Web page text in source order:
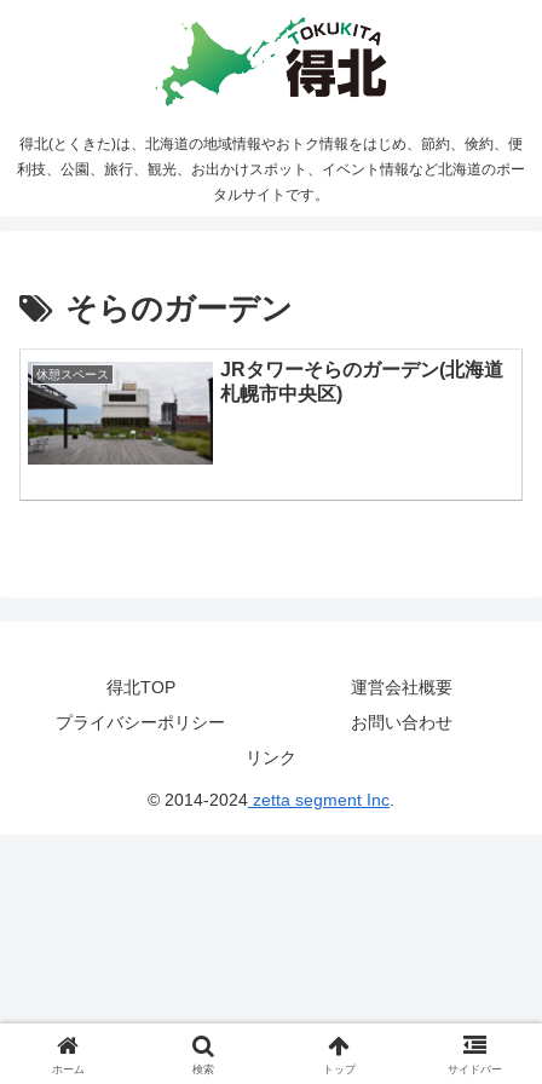
得北(とくきた)は、北海道の地域情報やおトク情報をはじめ、節約、倹約、便
利技、公園、旅行、観光、お出かけスポット、イベント情報など北海道のポー
タルサイトです。
そらのガーデン
休憩スペース
JRタワーそらのガーデン(北海道
札幌市中央区)
得北TOP
運営会社概要
プライバシーポリシー
お問い合わせ
リンク
© 2014-2024 zetta segment Inc
ホーム 検索 トップ サイドバー